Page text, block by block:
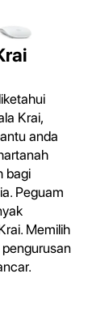
Krai,
anda
bagi
Peguam
Memilih